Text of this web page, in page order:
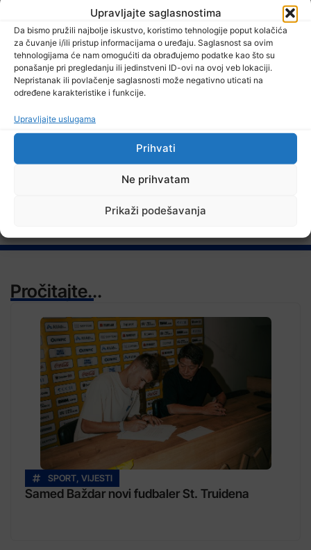
Upravljajte saglasnostima
Da bismo pružili najbolje iskustvo, koristimo tehnologije poput kolačića
za čuvanje i/ili pristup informacijama o uređaju. Saglasnost sa ovim
tehnologijama će nam omogućiti da obrađujemo podatke kao što su
ponašanje pri pregledanju ili jedinstveni ID-ovi na ovoj veb lokaciji.
Nepristanak ili povlačenje saglasnosti može negativno uticati na
određene karakteristike i funkcije.
Upravljajte uslugama
Prihvati
Ne prihvatam
Prikaži podešavanja
7 Augusta, 2026
Poslodavci dužni zaštiti zdravlje radnika
TV RASPORED
Pročitajte...
SPORT, VIJESTI
Samed Baždar novi fudbaler St. Truidena